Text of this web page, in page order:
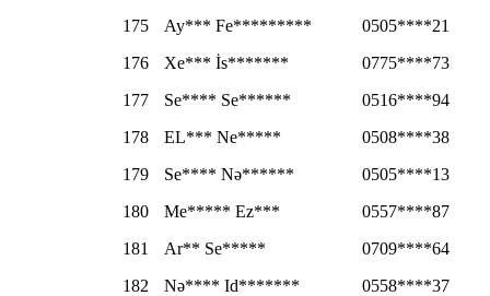
175
Ay*** Fe*********
0505****21
176
Xe*** İs*******
0775****73
177
Se**** Se******
0516****94
178
EL*** Ne*****
0508****38
179
Se**** Nə******
0505****13
180
Me***** Ez***
0557****87
181
Ar** Se*****
0709****64
182
Nə**** Id*******
0558****37